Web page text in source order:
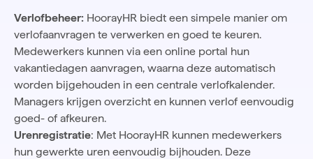
Verlofbeheer: HoorayHR biedt een simpele manier om
verlofaanvragen te verwerken en goed te keuren.
Medewerkers kunnen via een online portal hun
vakantiedagen aanvragen, waarna deze automatisch
worden bijgehouden in een centrale verlofkalender.
Managers krijgen overzicht en kunnen verlof eenvoudig
goed- of afkeuren.
Urenregistratie: Met HoorayHR kunnen medewerkers
hun gewerkte uren eenvoudig bijhouden. Deze